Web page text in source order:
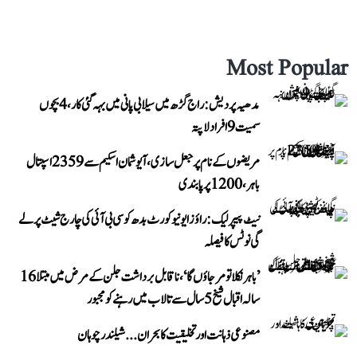
Most Popular
مدھیہ پردیش: راج گڑھ میں سیلابی پانی میں بہہ گئی کار، 4 بچوں
سمیت 9 افراد لاپتہ
مریضوں کے نام پر جعل سازی، آیوشمان اسکیم سے 2359 اسپتال
باہر، 1200 پر پابندی
نیٹ پیپر لیک: راؤز ایونیو کورٹ بدھ کو سی بی آئی کی چارج شیٹ پر لے
گی نوٹس کا فیصلہ
’باہر نکلا تو مر جاؤں گا‘، ناقابل برداشت جلن کے مرض میں مبتلا 16
سالہ اقبال شیخ 5 سال سے تالاب میں رہنے کو مجبور
مصنوعی ذہانت اور تخلیقیت کا بحران... شیلندر چوہان